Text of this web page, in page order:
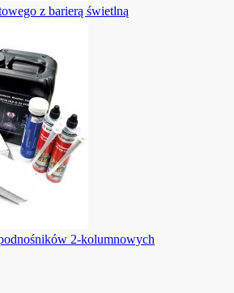
z barierą świetlną
2-kolumnowych